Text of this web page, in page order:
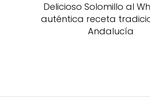
Delicioso Solomillo al
auténtica receta
Andalucía